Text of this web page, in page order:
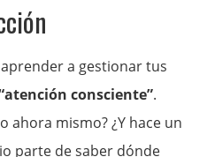
a gestionar tus
consciente”.
ahora mismo? ¿Y hace un
parte de saber dónde